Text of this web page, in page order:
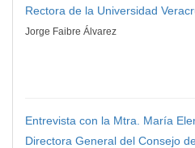
Rectora de la Universidad
Jorge Faibre Álvarez
Entrevista con la Mtra. María
Directora General del Consejo